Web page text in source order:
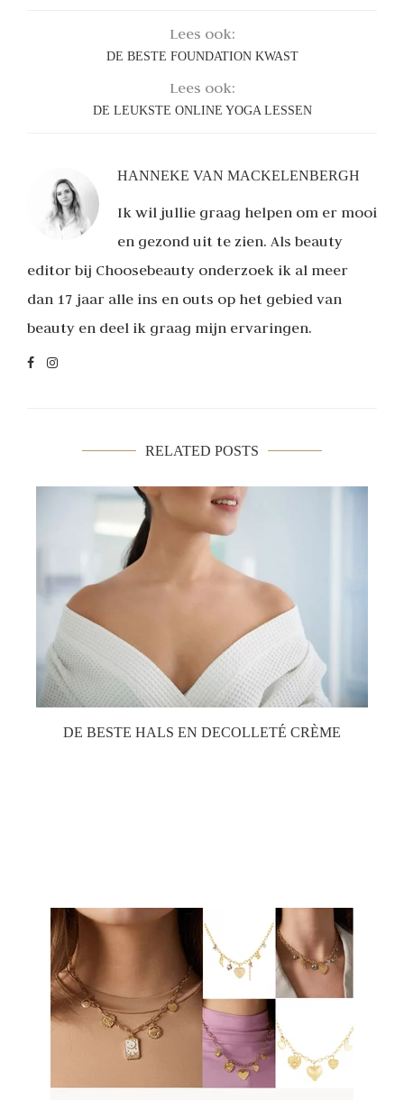
Lees ook:
DE BESTE FOUNDATION KWAST
Lees ook:
DE LEUKSTE ONLINE YOGA LESSEN
HANNEKE VAN MACKELENBERGH
Ik wil jullie graag helpen om er mooi
en gezond uit te zien. Als beauty
editor bij Choosebeauty onderzoek ik al meer
dan 17 jaar alle ins en outs op het gebied van
beauty en deel ik graag mijn ervaringen.
RELATED POSTS
DE BESTE HALS EN DECOLLETÉ CRÈME